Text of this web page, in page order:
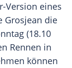
Version eines
Grosjean die
(18.10
Rennen in
können